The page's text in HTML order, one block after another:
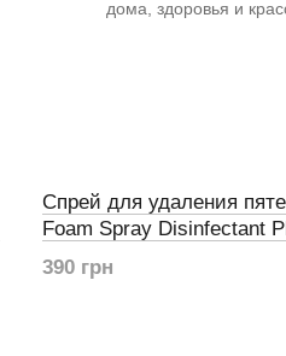
Спрей для удаления
Foam Spray Disinfectant
мл
390 грн